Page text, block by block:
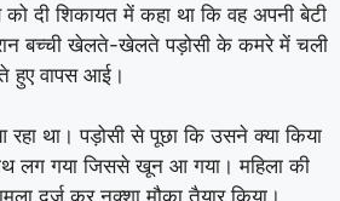
को दी शिकायत में कहा था कि वह अपनी बेटी
बच्ची खेलते-खेलते पड़ोसी के कमरे में चली
हुए वापस आई।
था। पड़ोसी से पूछा कि उसने क्या किया
लग गया जिससे खून आ गया। महिला की
दर्ज कर नक्शा मौका तैयार किया।